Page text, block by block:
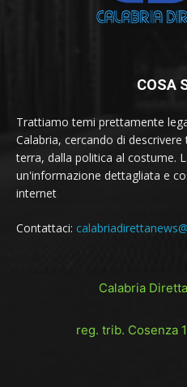
COSA
Trattiamo temi prettamente
Calabria, cercando di
terra, dalla politica al costume.
un'informazione dettagliata e
internet
Contattaci:
Calabria
reg. trib. Cosenza